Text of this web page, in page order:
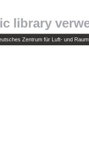
library
Zentrum für Luft- und